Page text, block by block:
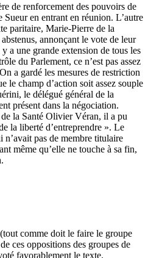
de renforcement des pouvoirs de
Sueur en entrant en réunion. L’autre
paritaire, Marie-Pierre de la
annonçant le vote de leur
a une grande extension de tous les
du Parlement, ce n’est pas assez
a gardé les mesures de restriction
le champ d’action soit assez souple
le délégué général de la
présent dans la négociation.
la Santé Olivier Véran, il a pu
la liberté d’entreprendre ». Le
n’avait pas de membre titulaire
même qu’elle ne touche à sa fin,
comme doit le faire le groupe
ces oppositions des groupes de
favorablement le texte.